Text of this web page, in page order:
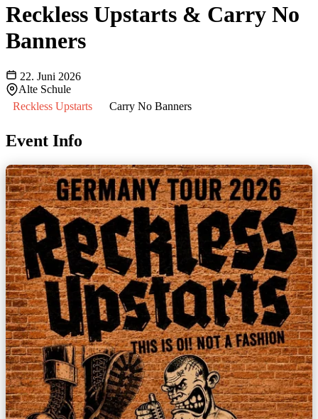
Reckless Upstarts & Carry No
Banners
22. Juni 2026
Alte Schule
Reckless Upstarts
Carry No Banners
Event Info